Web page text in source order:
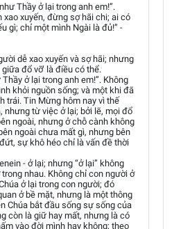
Thầy ở lại trong anh em!”.
xuyến, đừng sợ hãi chi; ai có
gì; chỉ một mình Ngài là đủ!” -
dễ xao xuyến và sợ hãi; nhưng
đổ vỡ’ là điều có thể.
ở lại trong anh em!”. Không
khỏi nguồn sống; và một khi đã
trái. Tin Mừng hôm nay vì thế
nhưng từ việc ở lại; bởi lẽ, mọi đổ
ngoài, nhưng ở chỗ cành không
ngoài chưa mất gì, nhưng bên
sự khô héo chỉ là vấn đề thời
- ở lại; nhưng “ở lại” không
nhau. Không chỉ con người ở
ở lại trong con người; đó
ở bề mặt, nhưng là một thông
Chúa bắt đầu sống sự sống của
còn là giữ hay mất, nhưng là có
vào đời mình hay không; theo